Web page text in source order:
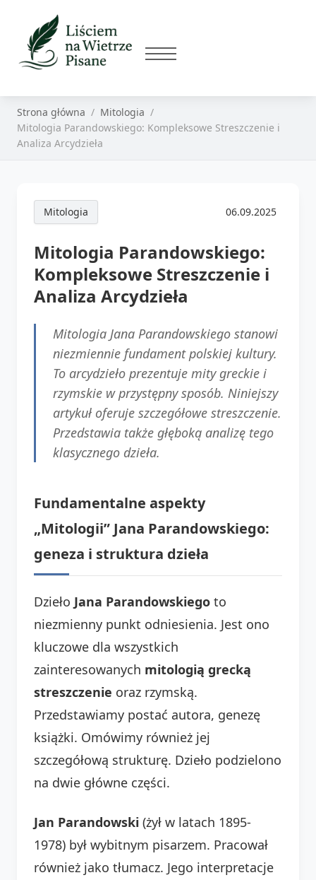
Strona główna
Mitologia
Mitologia Parandowskiego: Kompleksowe Streszczenie i
Analiza Arcydzieła
Mitologia 06.09.2025
Mitologia Parandowskiego:
Kompleksowe Streszczenie i
Analiza Arcydzieła
Mitologia Jana Parandowskiego stanowi
niezmiennie fundament polskiej kultury.
To arcydzieło prezentuje mity greckie i
rzymskie w przystępny sposób. Niniejszy
artykuł oferuje szczegółowe streszczenie.
Przedstawia także głęboką analizę tego
klasycznego dzieła.
Fundamentalne aspekty
„Mitologii” Jana Parandowskiego:
geneza i struktura dzieła
Dzieło Jana Parandowskiego to
niezmienny punkt odniesienia. Jest ono
kluczowe dla wszystkich
zainteresowanych mitologią grecką
streszczenie oraz rzymską.
Przedstawiamy postać autora, genezę
książki. Omówimy również jej
szczegółową strukturę. Dzieło podzielono
na dwie główne części.
Jan Parandowski (żył w latach 1895-
1978) był wybitnym pisarzem. Pracował
również jako tłumacz. Jego interpretacje